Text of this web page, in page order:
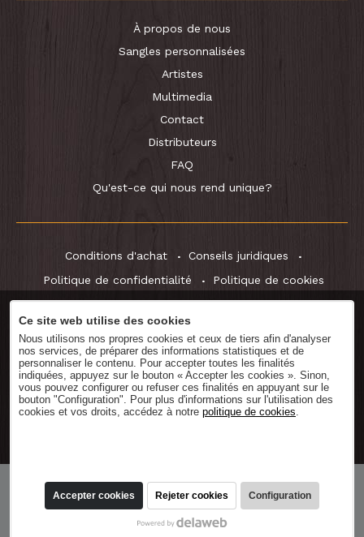
59,00 Ajouter au panier
À propos de nous
Sangles personnalisées
Artistes
Multimedia
Contact
Distributeurs
FAQ
Qu'est-ce qui nous rend unique?
Conditions d'achat
Conseils juridiques
Politique de confidentialité
Politique de cookies
Télécharger lecatalogue
Ce site web utilise des cookies
Nous utilisons nos propres cookies et ceux de tiers afin d'analyser
nos services, de préparer des informations statistiques et de
personnaliser le contenu. Pour accepter toutes les finalités
indiquées, appuyez sur le bouton « Accepter les cookies ». Sinon,
vous pouvez configurer ou refuser ces finalités en appuyant sur le
bouton "Configuration". Pour plus d'informations sur l'utilisation des
cookies et vos droits, accédez à notre politique de cookies.
Accepter cookies Rejeter cookies Configuration